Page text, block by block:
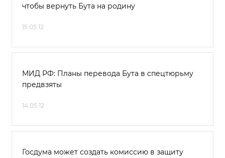
чтобы вернуть Бута на родину
15.05.12
МИД РФ: Планы перевода Бута в спецтюрьму
предвзяты
14.05.12
Госдума может создать комиссию в защиту